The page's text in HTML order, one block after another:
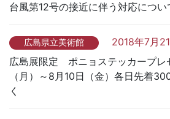
台風第12号の接近に伴う対応につい
広島県立美術館
2018年7月
広島展限定 ポニョステッカープレ
（月）～8月10日（金）各日先着
く